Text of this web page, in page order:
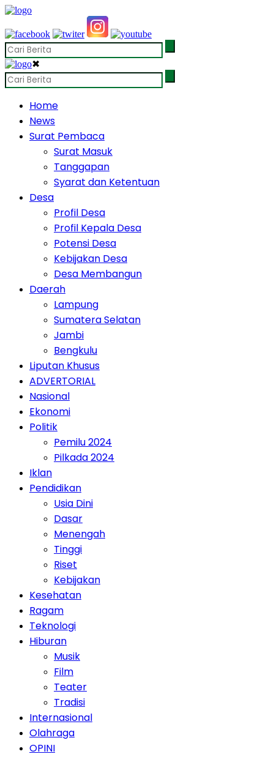
✖
Home
News
Surat Pembaca
Surat Masuk
Tanggapan
Syarat dan Ketentuan
Desa
Profil Desa
Profil Kepala Desa
Potensi Desa
Kebijakan Desa
Desa Membangun
Daerah
Lampung
Sumatera Selatan
Jambi
Bengkulu
Liputan Khusus
ADVERTORIAL
Nasional
Ekonomi
Politik
Pemilu 2024
Pilkada 2024
Iklan
Pendidikan
Usia Dini
Dasar
Menengah
Tinggi
Riset
Kebijakan
Kesehatan
Ragam
Teknologi
Hiburan
Musik
Film
Teater
Tradisi
Internasional
Olahraga
OPINI